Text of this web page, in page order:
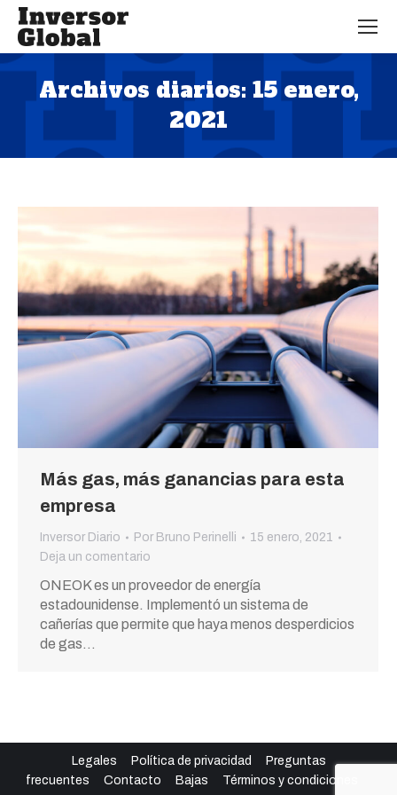
Archivos diarios: 15 enero,
2021
Estás aquí:
Más gas, más ganancias para esta
empresa
Inversor Diario Por Bruno Perinelli
15 enero, 2021
Deja un comentario
ONEOK es un proveedor de energía
estadounidense. Implementó un sistema de
cañerías que permite que haya menos desperdicios
de gas…
Legales Política de privacidad
Preguntas
frecuentes
Contacto Bajas Términos y condiciones